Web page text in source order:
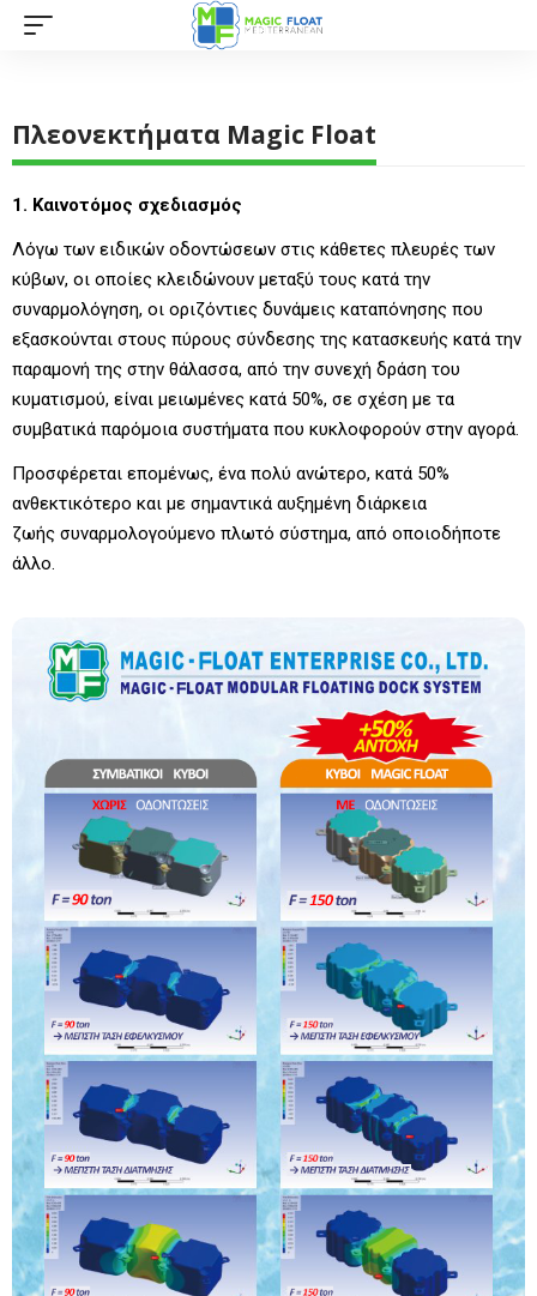
Πλεονεκτήματα Magic Float
1. Καινοτόμος σχεδιασμός
Λόγω των ειδικών οδοντώσεων στις κάθετες πλευρές των
κύβων, οι οποίες κλειδώνουν μεταξύ τους κατά την
συναρμολόγηση, οι οριζόντιες δυνάμεις καταπόνησης που
εξασκούνται στους πύρους σύνδεσης της κατασκευής κατά την
παραμονή της στην θάλασσα, από την συνεχή δράση του
κυματισμού, είναι μειωμένες κατά 50%, σε σχέση με τα
συμβατικά παρόμοια συστήματα που κυκλοφορούν στην αγορά.
Προσφέρεται επομένως, ένα πολύ ανώτερο, κατά 50%
ανθεκτικότερο και με σημαντικά αυξημένη διάρκεια
ζωής συναρμολογούμενο πλωτό σύστημα, από οποιοδήποτε
άλλο.